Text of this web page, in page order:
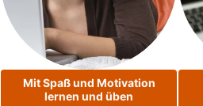
Mit Spaß und Motivation
lernen und üben